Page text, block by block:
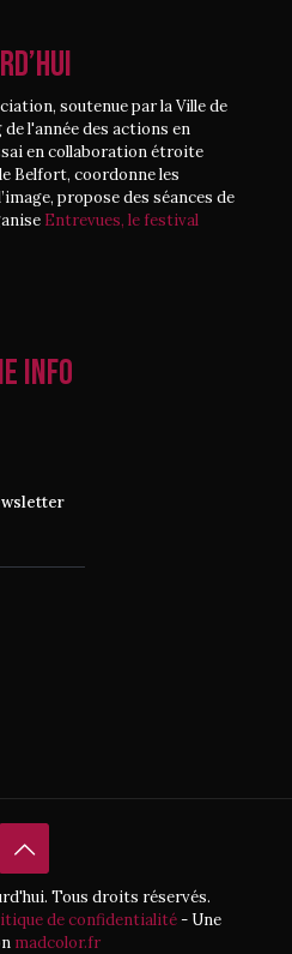
soutenue par la Ville de
l'année des actions en
en collaboration étroite
Belfort, coordonne les
propose des séances de
Entrevues, le festival
info
Tous droits réservés.
de confidentialité- Une
madcolor.fr